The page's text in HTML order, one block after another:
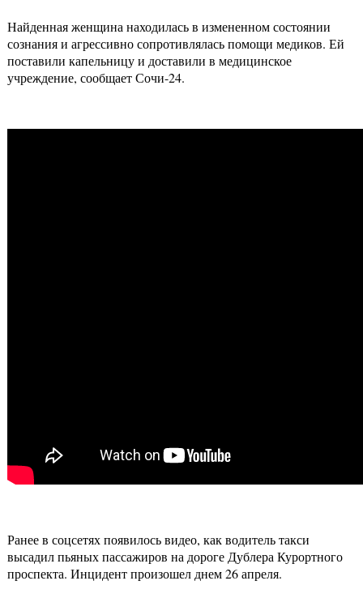
Найденная женщина находилась в измененном состоянии
сознания и агрессивно сопротивлялась помощи медиков. Ей
поставили капельницу и доставили в медицинское
учреждение, сообщает Сочи-24.
Ранее в соцсетях появилось видео, как водитель такси
высадил пьяных пассажиров на дороге Дублера Курортного
проспекта. Инцидент произошел днем 26 апреля.